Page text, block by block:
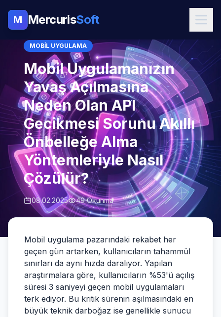
M MercurisSoft
MOBIL UYGULAMA
Mobil Uygulamanızın
Yavaş Açılmasına
Neden Olan API
Gecikmesi Sorunu Akıllı
Önbelleğe Alma
Yöntemleriyle Nasıl
Çözülür?
08.02.2025 49 Okunma
Mobil uygulama pazarındaki rekabet her
geçen gün artarken, kullanıcıların tahammül
sınırları da aynı hızda daralıyor. Yapılan
araştırmalara göre, kullanıcıların %53'ü açılış
süresi 3 saniyeyi geçen mobil uygulamaları
terk ediyor. Bu kritik sürenin aşılmasındaki en
büyük teknik darboğaz ise genellikle sunucu